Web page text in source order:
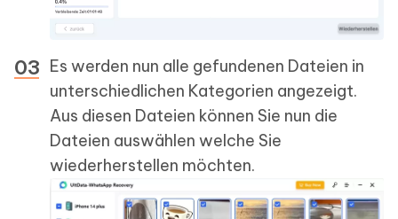
Es werden nun alle gefundenen Dateien in
unterschiedlichen Kategorien angezeigt.
Aus diesen Dateien können Sie nun die
Dateien auswählen welche Sie
wiederherstellen möchten.